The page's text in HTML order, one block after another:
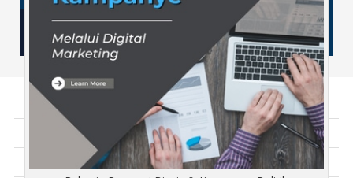
Tentang Kami
Artikel
Disclaimer